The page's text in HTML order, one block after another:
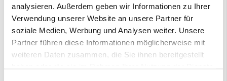
analysieren. Außerdem geben wir Informationen zu Ihrer
Verwendung unserer Website an unsere Partner für
soziale Medien, Werbung und Analysen weiter. Unsere
Partner führen diese Informationen möglicherweise mit
weiteren Daten zusammen, die Sie ihnen bereitgestellt